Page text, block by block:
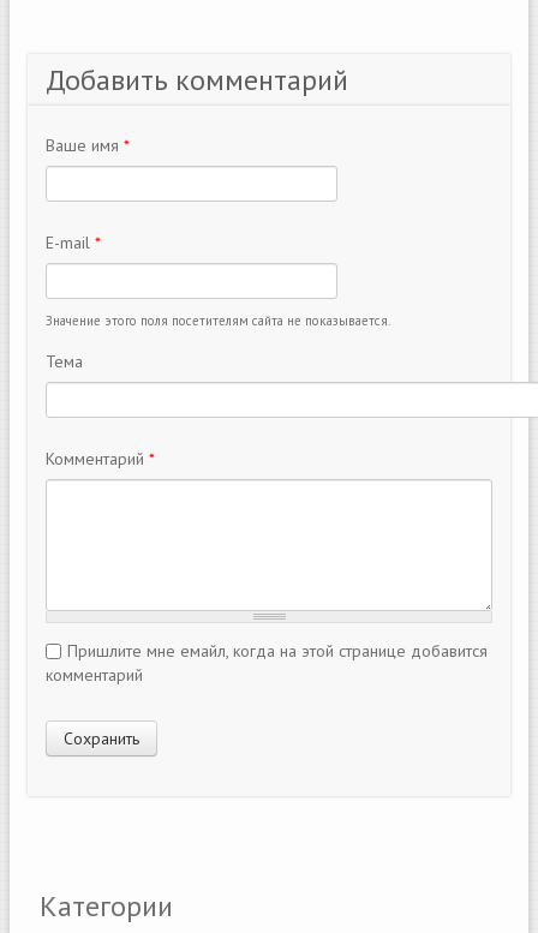
Добавить комментарий
Ваше имя *
E-mail *
Значение этого поля посетителям сайта не показывается.
Тема
Комментарий *
Пришлите мне емайл, когда на этой странице добавится
комментарий
Категории